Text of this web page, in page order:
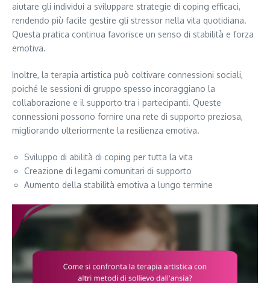
aiutare gli individui a sviluppare strategie di coping efficaci,
rendendo più facile gestire gli stressor nella vita quotidiana.
Questa pratica continua favorisce un senso di stabilità e forza
emotiva.
Inoltre, la terapia artistica può coltivare connessioni sociali,
poiché le sessioni di gruppo spesso incoraggiano la
collaborazione e il supporto tra i partecipanti. Queste
connessioni possono fornire una rete di supporto preziosa,
migliorando ulteriormente la resilienza emotiva.
Sviluppo di abilità di coping per tutta la vita
Creazione di legami comunitari di supporto
Aumento della stabilità emotiva a lungo termine